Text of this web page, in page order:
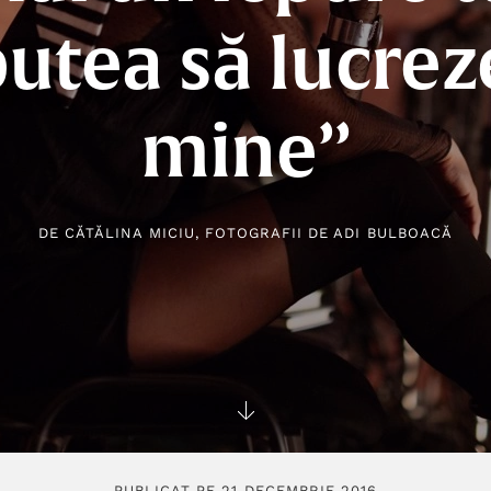
să
mine”
DE CĂTĂLINA MICIU , FOTOGRAFII DEADI BULBOACĂ